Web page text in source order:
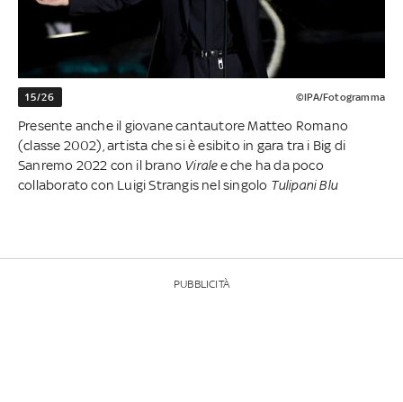
15/26 ©IPA/Fotogramma
Presente anche il giovane cantautore Matteo Romano
(classe 2002), artista che si è esibito in gara tra i Big di
Sanremo 2022 con il brano Viralee che ha da poco
collaborato con Luigi Strangis nel singolo Tulipani Blu
PUBBLICITÀ